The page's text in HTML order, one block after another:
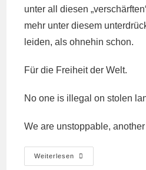
unter all diesen
mehr unter diesem
leiden, als ohnehin schon.
Für die Freiheit der Welt.
No one is illegal on stolen
We are unstoppable,
Weiterlesen
Alle
Doerfer